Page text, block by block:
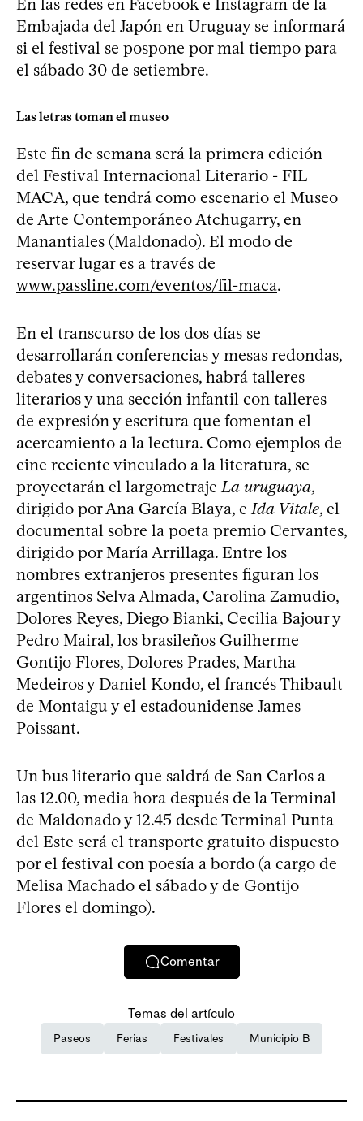
Embajada del Japón en Uruguay se informará
si el festival se pospone por mal tiempo para
el sábado 30 de setiembre.
Las letras toman el museo
Este fin de semana será la primera edición
del Festival Internacional Literario - FIL
MACA, que tendrá como escenario el Museo
de Arte Contemporáneo Atchugarry, en
Manantiales (Maldonado). El modo de
reservar lugar es a través de
www.passline.com/eventos/fil-maca.
En el transcurso de los dos días se
desarrollarán conferencias y mesas redondas,
debates y conversaciones, habrá talleres
literarios y una sección infantil con talleres
de expresión y escritura que fomentan el
acercamiento a la lectura. Como ejemplos de
cine reciente vinculado a la literatura, se
proyectarán el largometraje La uruguaya,
dirigido por Ana García Blaya, e Ida Vitale, el
documental sobre la poeta premio Cervantes,
dirigido por María Arrillaga. Entre los
nombres extranjeros presentes figuran los
argentinos Selva Almada, Carolina Zamudio,
Dolores Reyes, Diego Bianki, Cecilia Bajour y
Pedro Mairal, los brasileños Guilherme
Gontijo Flores, Dolores Prades, Martha
Medeiros y Daniel Kondo, el francés Thibault
de Montaigu y el estadounidense James
Poissant.
Un bus literario que saldrá de San Carlos a
las 12.00, media hora después de la Terminal
de Maldonado y 12.45 desde Terminal Punta
del Este será el transporte gratuito dispuesto
por el festival con poesía a bordo (a cargo de
Melisa Machado el sábado y de Gontijo
Flores el domingo).
Comentar
Temas del artículo
Paseos Ferias Festivales Municipio B